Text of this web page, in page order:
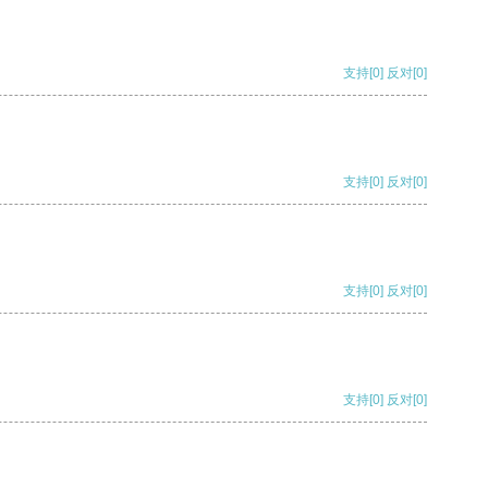
支持[0] 反对[0]
支持[0] 反对[0]
支持[0] 反对[0]
支持[0] 反对[0]